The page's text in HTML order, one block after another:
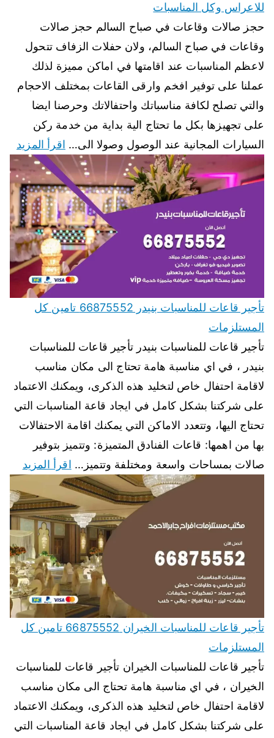
للاعراس وكل المناسبات
حجز صالات وقاعات في صباح السالم حجز صالات
وقاعات في صباح السالم، ولان حفلات الزفاف تتحول
لاعظم المناسبات عند اقامتها في اماكن مميزة لذلك
عملنا على توفير افخم وارقى القاعات بمختلف الاحجام
والتي تصلح لكافة مناسباتك واحتفالاتك وحرصنا ايضا
على تجهيزها بكل ما تحتاج الية بداية من خدمة ركن
السيارات المجانية عند الوصول وصولا الى… اقرأ المزيد
تأجير قاعات للمناسبات بنيدر 66875552 تامين كل
المستلزمات
تأجير قاعات للمناسبات بنيدر تأجير قاعات للمناسبات
بنيدر ، في اي مناسبة هامة تحتاج الى مكان مناسب
لاقامة احتفال خاص لتخليد هذه الذكرى، ويمكنك الاعتماد
على شركتنا بشكل كامل في ايجاد قاعة المناسبات التي
تحتاج اليها، وتتعدد الاماكن التي يمكنك اقامة الاحتفالات
بها من اهمها: قاعات الفنادق المتميزة: وتتميز بتوفير
صالات بمساحات واسعة ومختلفة وتتميز… اقرأ المزيد
تأجير قاعات للمناسبات الخيران 66875552 تامين كل
المستلزمات
تأجير قاعات للمناسبات الخيران تأجير قاعات للمناسبات
الخيران ، في اي مناسبة هامة تحتاج الى مكان مناسب
لاقامة احتفال خاص لتخليد هذه الذكرى، ويمكنك الاعتماد
على شركتنا بشكل كامل في ايجاد قاعة المناسبات التي